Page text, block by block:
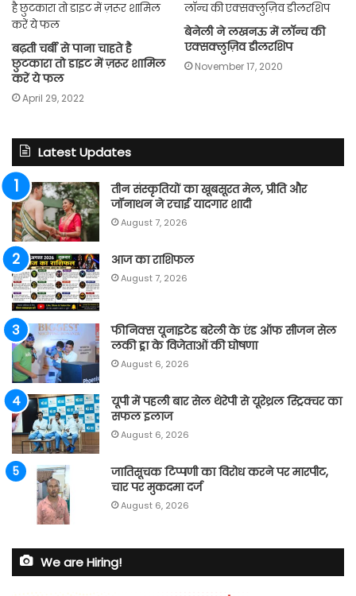
बढ़ती चर्बी से पाना चाहते है
छुटकारा तो डाइट में ज़रूर शामिल
करें ये फल
April 29, 2022
बेनेली ने लखनऊ में लाॅन्च की
एक्सक्लुज़िव डीलरशिप
November 17, 2020
Latest Updates
तीन संस्कृतियों का खूबसूरत मेल, प्रीति और
जॉनाथन ने रचाई यादगार शादी
August 7, 2026
आज का राशिफल
August 7, 2026
फीनिक्स यूनाइटेड बरेली के एंड ऑफ सीजन सेल
लकी ड्रा के विजेताओं की घोषणा
August 6, 2026
यूपी में पहली बार सेल थेरेपी से यूरेथ्रल स्ट्रिक्चर का
सफल इलाज
August 6, 2026
जातिसूचक टिप्पणी का विरोध करने पर मारपीट,
चार पर मुकदमा दर्ज
August 6, 2026
We are Hiring!